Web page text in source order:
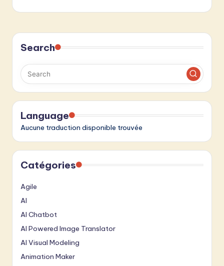
Search
Language
Aucune traduction disponible trouvée
Catégories
Agile
AI
AI Chatbot
AI Powered Image Translator
AI Visual Modeling
Animation Maker